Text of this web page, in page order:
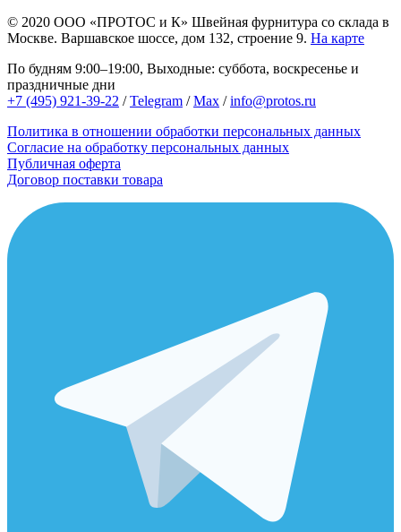
© 2020 ООО «ПРОТОС и К» Швейная фурнитура со склада в
Москве. Варшавское шоссе, дом 132, строение 9. На карте
По будням 9:00–19:00, Выходные: суббота, воскресенье и
праздничные дни
+7 (495) 921-39-22 /Telegram /Max /info@protos.ru
Политика в отношении обработки персональных данных
Согласие на обработку персональных данных
Публичная оферта
Договор поставки товара